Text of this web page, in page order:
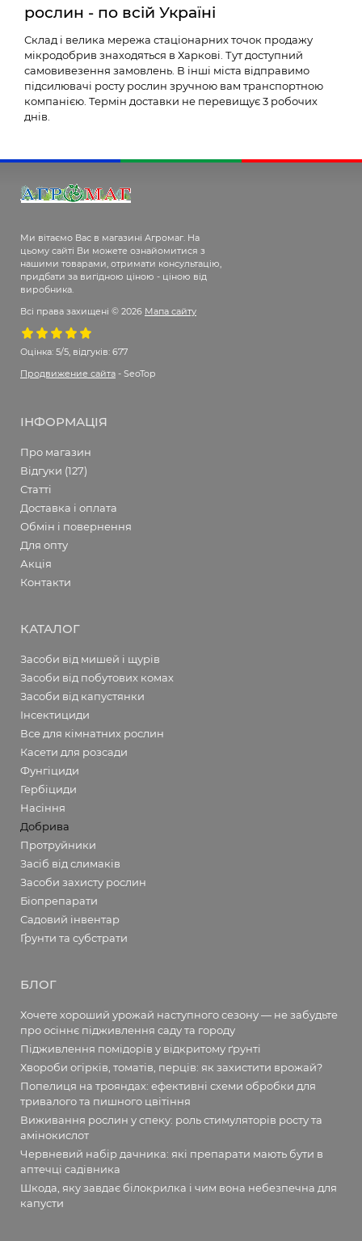
рослин - по всій Україні
Склад і велика мережа стаціонарних точок продажу
мікродобрив знаходяться в Харкові. Тут доступний
самовивезення замовлень. В інші міста відправимо
підсилювачі росту рослин зручною вам транспортною
компанією. Термін доставки не перевищує 3 робочих
днів.
Ми вітаємо Вас в магазині Агромаг. На
цьому сайті Ви можете ознайомитися з
нашими товарами, отримати консультацію,
придбати за вигідною ціною - ціною від
виробника.
Всі права захищені © 2026 Мапа сайту
Оцінка: 5/5, відгуків: 677
Продвижение сайта - SeoTop
ІНФОРМАЦІЯ
Про магазин
Відгуки (127)
Статті
Доставка і оплата
Обмін і повернення
Для опту
Акція
Контакти
КАТАЛОГ
Засоби від мишей і щурів
Засоби від побутових комах
Засоби від капустянки
Інсектициди
Все для кімнатних рослин
Касети для розсади
Фунгіциди
Гербіциди
Насіння
Добрива
Протруйники
Засіб від слимаків
Засоби захисту рослин
Біопрепарати
Садовий інвентар
Ґрунти та субстрати
БЛОГ
Хочете хороший урожай наступного сезону — не забудьте
про осіннє підживлення саду та городу
Підживлення помідорів у відкритому ґрунті
Хвороби огірків, томатів, перців: як захистити врожай?
Попелиця на трояндах: ефективні схеми обробки для
тривалого та пишного цвітіння
Виживання рослин у спеку: роль стимуляторів росту та
амінокислот
Червневий набір дачника: які препарати мають бути в
аптечці садівника
Шкода, яку завдає білокрилка і чим вона небезпечна для
капусти